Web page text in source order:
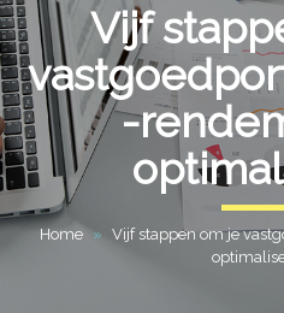
Vijf
-
Home » Vijf stappen om je